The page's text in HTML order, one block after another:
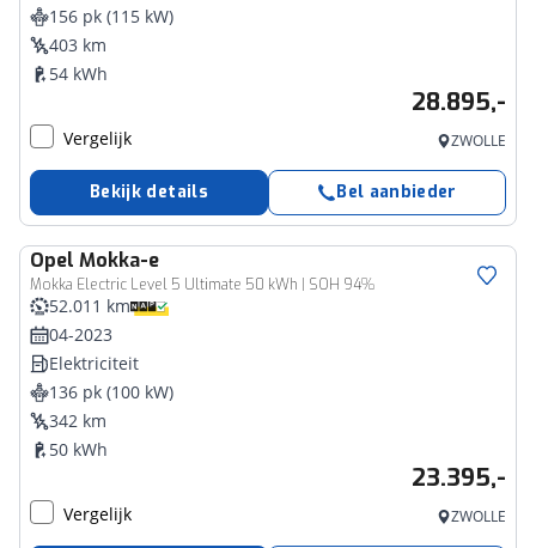
156 pk (115 kW)
403 km
54 kWh
28.895,-
Vergelijk ZWOLLE
Bekijk details Bel aanbieder
Opel Mokka-e
Mokka Electric Level 5 Ultimate 50 kWh | SOH 94%
52.011 km
04-2023
Elektriciteit
136 pk (100 kW)
342 km
50 kWh
23.395,-
Vergelijk ZWOLLE